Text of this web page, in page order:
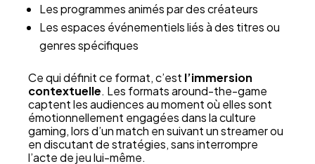
Les programmes animés par des créateurs
Les espaces événementiels liés à des titres ou
genres spécifiques
Ce qui définit ce format, c’est l’immersion
contextuelle. Les formats around-the-game
captent les audiences au moment où elles sont
émotionnellement engagées dans la culture
gaming, lors d’un match en suivant un streamer ou
en discutant de stratégies, sans interrompre
l’acte de jeu lui-même.